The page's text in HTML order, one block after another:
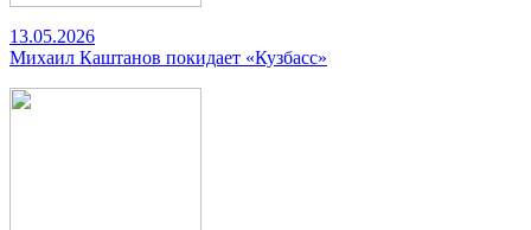
13.05.2026
Михаил Каштанов покидает «Кузбасс»